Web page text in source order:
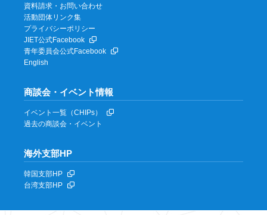
資料請求・お問い合わせ
活動団体リンク集
プライバシーポリシー
JIET公式Facebook
青年委員会公式Facebook
English
商談会・イベント情報
イベント一覧（CHIPs）
過去の商談会・イベント
海外支部HP
韓国支部HP
台湾支部HP